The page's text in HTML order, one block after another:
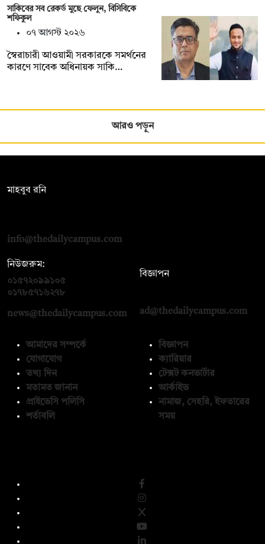
সাকিবের সব রেকর্ড মুছে ফেলুন, বিসিবিকে
শফিকুল
০৭ আগস্ট ২০২৬
স্বৈরাচারী আওয়ামী সরকারকে সমর্থনের
কারণে সাবেক অধিনায়ক সাকি…
আরও পড়ুন
মাহবুব রনি
info@thedailycampus.com
নিউজরুম:
০১৫৭২০৯৯১০৫
০১৭৮৫৭১৬২৭৮
news@thedailycampus.com
বিজ্ঞাপন
ad@thedailycampus.com
আমাদের সম্পর্কে
যোগাযোগ
তথ্য দিন
মতামত জানান
প্রাইভেসি পলিসি
শর্তাবলি
বিজ্ঞাপন
ক্যারিয়ার
টেক্সট কনভার্টার
আর্কাইভ
নামাজ, সেহরি, ইফতারের
সময়